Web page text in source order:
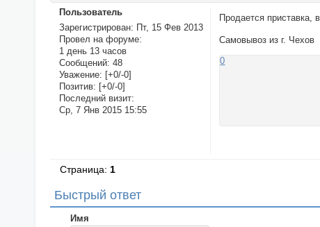
Пользователь
Зарегистрирован: Пт, 15 Фев 2013
Провел на форуме:
1 день 13 часов
Сообщений: 48
Уважение: [+0/-0]
Позитив: [+0/-0]
Последний визит:
Ср, 7 Янв 2015 15:55
Продается приставка,
Самовывоз из г. Чехов
0
Страница: 1
Быстрый ответ
Имя